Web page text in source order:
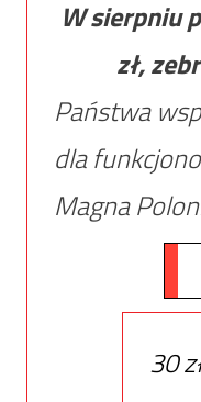
W sierpniu
zł,
Państwa
dla
Magna
30